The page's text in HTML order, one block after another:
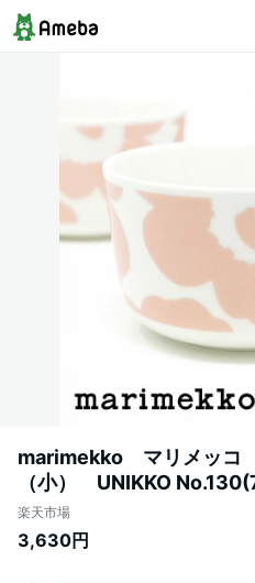
marimekko マリメッコ
（小） UNIKKO
ンク）
楽天市場
3,630円